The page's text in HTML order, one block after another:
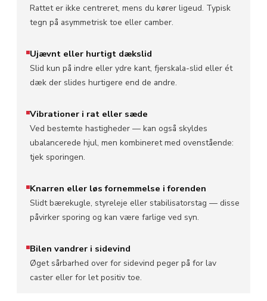
Rattet er ikke centreret, mens du kører ligeud. Typisk
tegn på asymmetrisk toe eller camber.
Ujævnt eller hurtigt dækslid
Slid kun på indre eller ydre kant, fjerskala-slid eller ét
dæk der slides hurtigere end de andre.
Vibrationer i rat eller sæde
Ved bestemte hastigheder — kan også skyldes
ubalancerede hjul, men kombineret med ovenstående:
tjek sporingen.
Knarren eller løs fornemmelse i forenden
Slidt bærekugle, styreleje eller stabilisatorstag — disse
påvirker sporing og kan være farlige ved syn.
Bilen vandrer i sidevind
Øget sårbarhed over for sidevind peger på for lav
caster eller for let positiv toe.